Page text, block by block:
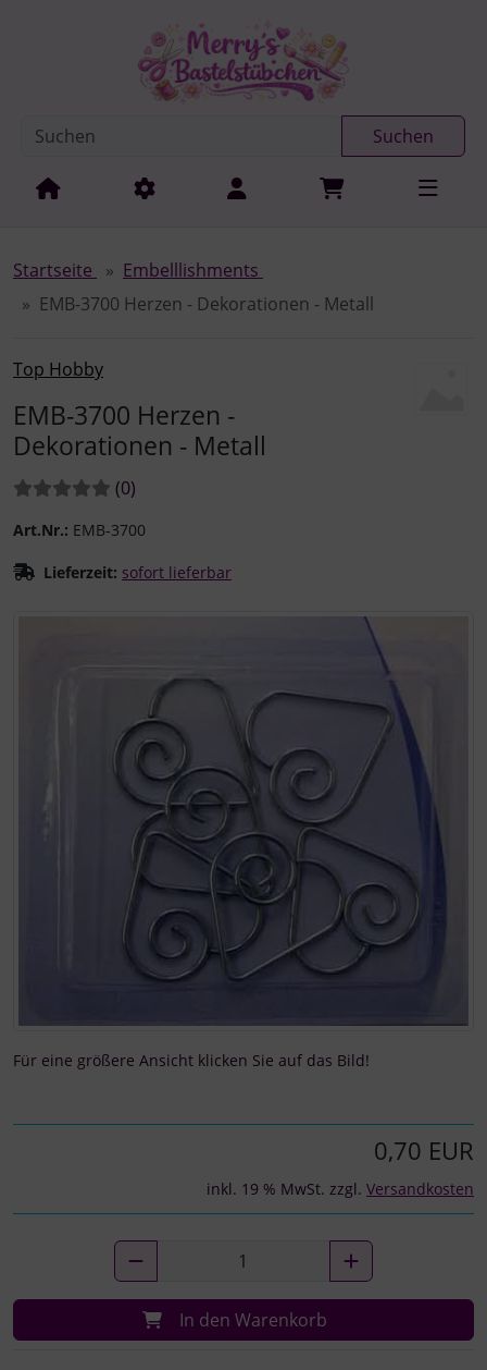
Springe zur Navigation
Suchen
Startseite
Embelllishments
EMB-3700 Herzen - Dekorationen - Metall
Top Hobby
EMB-3700 Herzen -
Dekorationen - Metall
Bewertungen:
(0Bewertungen
)
Art.Nr.: EMB-3700
Lieferzeit: sofort lieferbar
Wenn mehr als ein Produktbild existiert, können Sie die
Für eine größere Ansicht klicken Sie auf das Bild!
0,70 EUR
inkl. 19 % MwSt. zzgl. Versandkosten
In den Warenkorb